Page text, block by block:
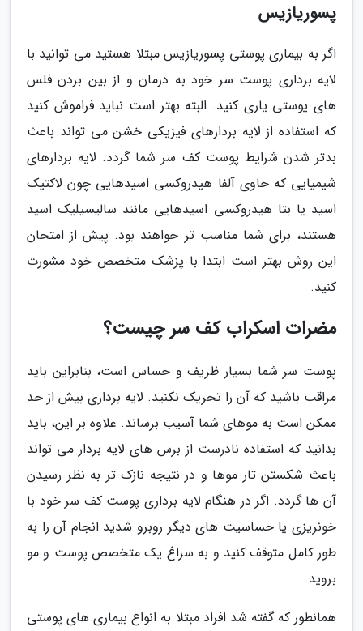
پسوریازیس
اگر به بیماری پوستی پسوریازیس مبتلا هستید می توانید با
لایه برداری پوست سر خود به درمان و از بین بردن فلس
های پوستی یاری کنید. البته بهتر است نباید فراموش کنید
که استفاده از لایه بردارهای فیزیکی خشن می تواند باعث
بدتر شدن شرایط پوست کف سر شما گردد. لایه بردارهای
شیمیایی که حاوی آلفا هیدروکسی اسیدهایی چون لاکتیک
اسید یا بتا هیدروکسی اسیدهایی مانند سالیسیلیک اسید
هستند، برای شما مناسب تر خواهند بود. پیش از امتحان
این روش بهتر است ابتدا با پزشک متخصص خود مشورت
کنید.
مضرات اسکراب کف سر چیست؟
پوست سر شما بسیار ظریف و حساس است، بنابراین باید
مراقب باشید که آن را تحریک نکنید. لایه برداری بیش از حد
ممکن است به موهای شما آسیب برساند. علاوه بر این، باید
بدانید که استفاده نادرست از برس های لایه بردار می تواند
باعث شکستن تار موها و در نتیجه نازک تر به نظر رسیدن
آن ها گردد. اگر در هنگام لایه برداری پوست کف سر خود با
خونریزی یا حساسیت های دیگر روبرو شدید انجام آن را به
طور کامل متوقف کنید و به سراغ یک متخصص پوست و مو
بروید.
همانطور که گفته شد افراد مبتلا به انواع بیماری های پوستی